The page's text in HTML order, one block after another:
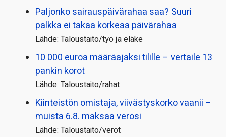
Paljonko sairauspäivä­rahaa saa? Suuri
palkka ei takaa korkeaa päivärahaa
Lähde: Taloustaito/työ ja eläke
10 000 euroa määräajaksi tilille – vertaile 13
pankin korot
Lähde: Taloustaito/rahat
Kiinteistön omistaja, viivästyskorko vaanii –
muista 6.8. maksaa verosi
Lähde: Taloustaito/verot